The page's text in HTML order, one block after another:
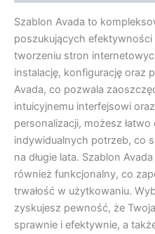
Szablon Avada to
poszukujących
tworzeniu stron
instalację, konfigurację oraz
Avada, co pozwala
intuicyjnemu interfejsowi
personalizacji, możesz
indywidualnych potrzeb, co
na długie lata. Szablon
również funkcjonalny, co
trwałość w użytkowaniu.
zyskujesz pewność, że
sprawnie i efektywnie, a